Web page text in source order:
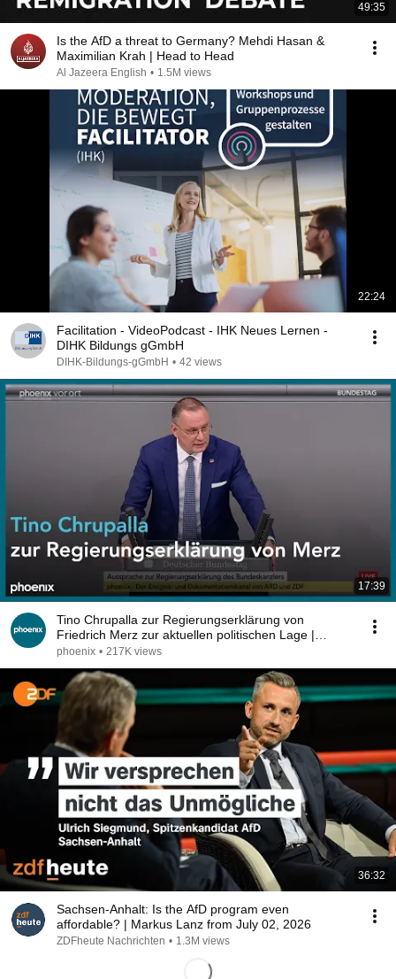
49:35
Is the AfD a threat to Germany? Mehdi Hasan &
Maximilian Krah | Head to Head
Al Jazeera English • 1.5M views
22:24
Facilitation - VideoPodcast - IHK Neues Lernen -
DIHK Bildungs gGmbH
DIHK-Bildungs-gGmbH • 42 views
17:39
Tino Chrupalla zur Regierungserklärung von
Friedrich Merz zur aktuellen politischen Lage |
09.07.26
phoenix • 217K views
36:32
Sachsen-Anhalt: Is the AfD program even
affordable? | Markus Lanz from July 02, 2026
ZDFheute Nachrichten • 1.3M views